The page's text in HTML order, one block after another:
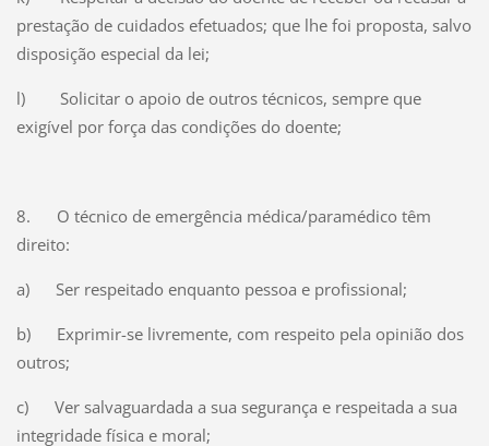
prestação de cuidados efetuados; que lhe foi proposta, salvo
disposição especial da lei;
l) Solicitar o apoio de outros técnicos, sempre que
exigível por força das condições do doente;
8. O técnico de emergência médica/paramédico têm
direito:
a) Ser respeitado enquanto pessoa e profissional;
b) Exprimir-se livremente, com respeito pela opinião dos
outros;
c) Ver salvaguardada a sua segurança e respeitada a sua
integridade física e moral;